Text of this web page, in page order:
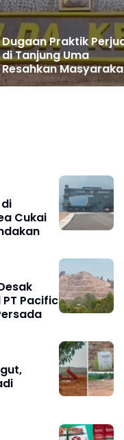
Dugaan Praktik
di Tanjung Uma
Resahkan
dan Tokoh Kota
Cukai
Pacific